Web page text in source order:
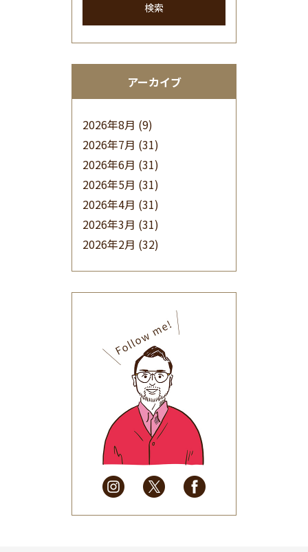
検索
アーカイブ
2026年8月 (9)
2026年7月 (31)
2026年6月 (31)
2026年5月 (31)
2026年4月 (31)
2026年3月 (31)
2026年2月 (32)
(32)
2025年9月(30)
2025年8月(31)
2025年7月(37)
2025年6月(48)
2025年5月
(41)
2025年4月
(32)
2025年3月(31)
2025年2月
(28)
2025年1月
(34)